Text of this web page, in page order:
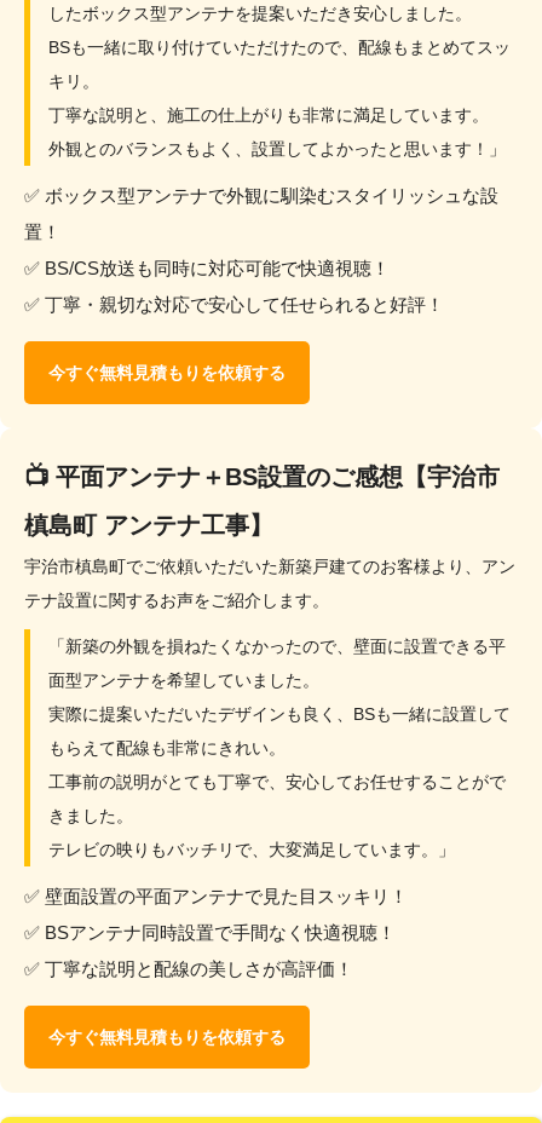
したボックス型アンテナを提案いただき安心しました。
BSも一緒に取り付けていただけたので、配線もまとめてスッ
キリ。
丁寧な説明と、施工の仕上がりも非常に満足しています。
外観とのバランスもよく、設置してよかったと思います！」
✅ ボックス型アンテナで外観に馴染むスタイリッシュな設
置！
✅ BS/CS放送も同時に対応可能で快適視聴！
✅ 丁寧・親切な対応で安心して任せられると好評！
今すぐ無料見積もりを依頼する
📺 平面アンテナ＋BS設置のご感想【宇治市
槙島町 アンテナ工事】
宇治市槙島町でご依頼いただいた新築戸建てのお客様より、アン
テナ設置に関するお声をご紹介します。
「新築の外観を損ねたくなかったので、壁面に設置できる平
面型アンテナを希望していました。
実際に提案いただいたデザインも良く、BSも一緒に設置して
もらえて配線も非常にきれい。
工事前の説明がとても丁寧で、安心してお任せすることがで
きました。
テレビの映りもバッチリで、大変満足しています。」
✅ 壁面設置の平面アンテナで見た目スッキリ！
✅ BSアンテナ同時設置で手間なく快適視聴！
✅ 丁寧な説明と配線の美しさが高評価！
今すぐ無料見積もりを依頼する